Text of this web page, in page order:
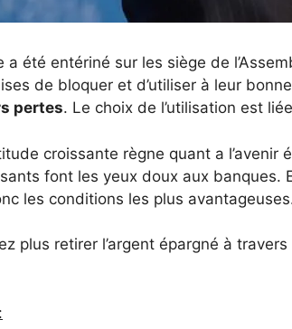
été entériné sur les siège de
de bloquer et d’utiliser à leur
pertes. Le choix de l’utilisation est
croissante règne quant a
font les yeux doux aux
les conditions les plus
plus retirer l’argent épargné à